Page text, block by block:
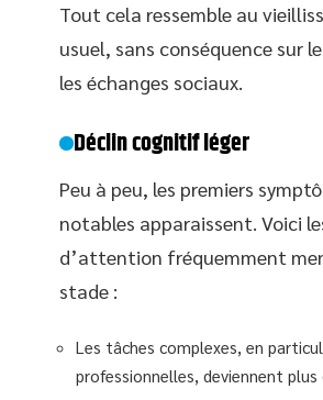
Tout cela ressemble au
usuel, sans conséquence sur
les échanges sociaux.
Déclin cognitif léger
Peu à peu, les premiers
notables apparaissent. Voici
d’attention fréquemment
stade :
Les tâches complexes, en
professionnelles, deviennent plus